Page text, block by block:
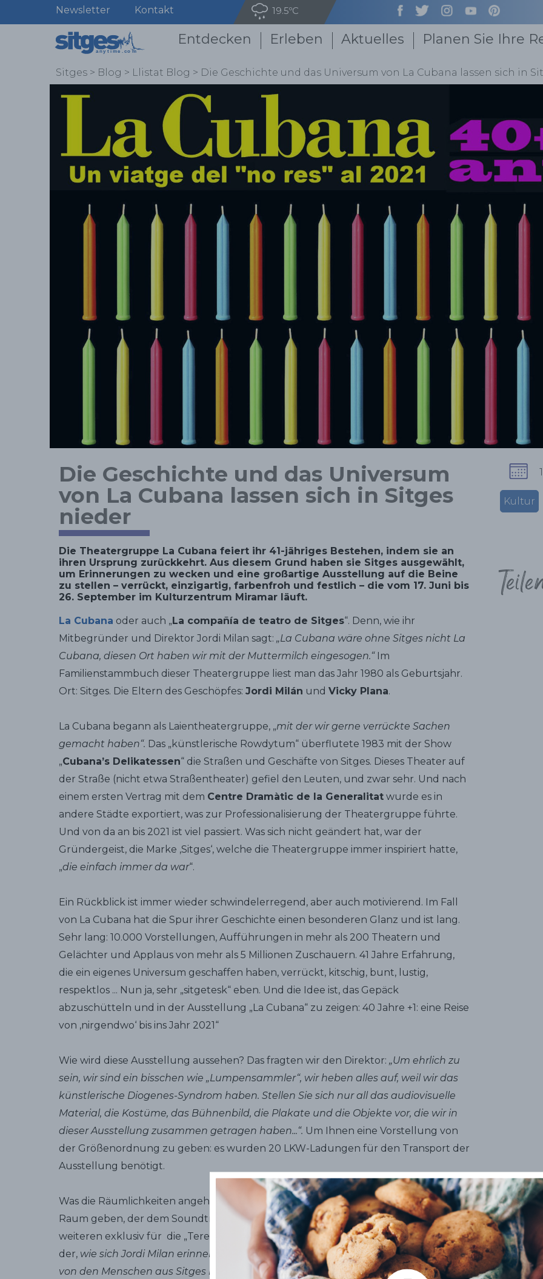
Newsletter Kontakt 19.5ºC
Entdecken Erleben Aktuelles Planen Sie Ihre
Sitges > Blog > Llistat Blog > Die Geschichte und das Universum von La Cubana lassen sich in
Die Geschichte und das Universum
von La Cubana lassen sich in Sitges
nieder
Die Theatergruppe La Cubana feiert ihr 41-jähriges Bestehen, indem sie an
ihren Ursprung zurückkehrt. Aus diesem Grund haben sie Sitges ausgewählt,
um Erinnerungen zu wecken und eine großartige Ausstellung auf die Beine
zu stellen – verrückt, einzigartig, farbenfroh und festlich – die vom 17. Juni bis
26. September im Kulturzentrum Miramar läuft.
La Cubana oder auch „La compañía de teatro de Sitges“. Denn, wie ihr
Mitbegründer und Direktor Jordi Milan sagt: „La Cubana wäre ohne Sitges nicht La
Cubana, diesen Ort haben wir mit der Muttermilch eingesogen.“Im
Familienstammbuch dieser Theatergruppe liest man das Jahr 1980 als Geburtsjahr.
Ort: Sitges. Die Eltern des Geschöpfes: Jordi Milán und Vicky Plana.
La Cubana begann als Laientheatergruppe, „mit der wir gerne verrückte Sachen
gemacht haben“. Das „künstlerische Rowdytum“ überflutete 1983 mit der Show
„Cubana’s Delikatessen“ die Straßen und Geschäfte von Sitges. Dieses Theater auf
der Straße (nicht etwa Straßentheater) gefiel den Leuten, und zwar sehr. Und nach
einem ersten Vertrag mit dem Centre Dramàtic de la Generalitat wurde es in
andere Städte exportiert, was zur Professionalisierung der Theatergruppe führte.
Und von da an bis 2021 ist viel passiert. Was sich nicht geändert hat, war der
Gründergeist, die Marke ‚Sitges‘, welche die Theatergruppe immer inspiriert hatte,
„die einfach immer da war“.
Ein Rückblick ist immer wieder schwindelerregend, aber auch motivierend. Im Fall
von La Cubana hat die Spur ihrer Geschichte einen besonderen Glanz und ist lang.
Sehr lang: 10.000 Vorstellungen, Aufführungen in mehr als 200 Theatern und
Gelächter und Applaus von mehr als 5 Millionen Zuschauern. 41 Jahre Erfahrung,
die ein eigenes Universum geschaffen haben, verrückt, kitschig, bunt, lustig,
respektlos ... Nun ja, sehr „sitgetesk“ eben. Und die Idee ist, das Gepäck
abzuschütteln und in der Ausstellung „La Cubana“ zu zeigen: 40 Jahre +1: eine Reise
von ‚nirgendwo‘ bis ins Jahr 2021“
Wie wird diese Ausstellung aussehen? Das fragten wir den Direktor: „Um ehrlich zu
sein, wir sind ein bisschen wie „Lumpensammler“, wir heben alles auf, weil wir das
künstlerische Diogenes-Syndrom haben. Stellen Sie sich nur all das audiovisuelle
Material, die Kostüme, das Bühnenbild, die Plakate und die Objekte vor, die wir in
dieser Ausstellung zusammen getragen haben...“. Um Ihnen eine Vorstellung von
der Größenordnung zu geben: es wurden 20 LKW-Ladungen für den Transport der
Ausstellung benötigt.
Was die Räumlichkeiten angeht, verrate ich zwei Dinge: Es wird einen interaktiven
Raum geben, der dem Soundtrack des Theatergruppe gewidmet ist, und einen
weiteren exklusiv für die „Teresinas“, ein TV-Phänomen, das einen Lebensstil zeigte,
der, wie sich Jordi Milan erinnert, zwar im Viertel Gràcia in Barcelona spielte,aber
von den Menschen aus Sitges inspiriert war."
Kultur